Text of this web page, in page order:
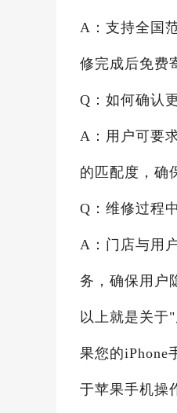
A：支持全国
修完成后免费
Q：如何确认
A：用户可要
的匹配度，确
Q：维修过程
A：门店与用
务，确保用户
以上就是关于
果您的iPhone
于苹果手机操